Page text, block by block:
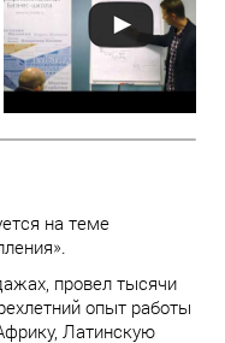
на теме
провел тысячи
опыт работы
Латинскую